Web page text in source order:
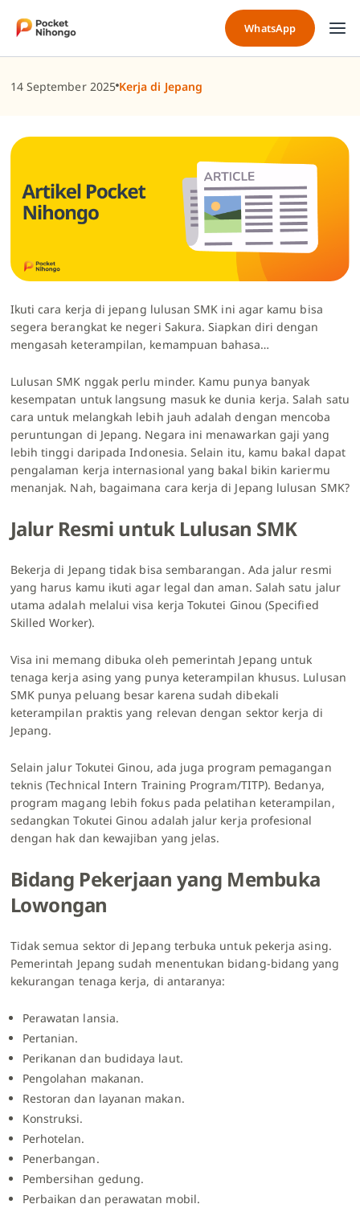
content
WhatsApp
14 September 2025 Kerja di Jepang
Ikuti cara kerja di jepang lulusan SMK ini agar kamu bisa
segera berangkat ke negeri Sakura. Siapkan diri dengan
mengasah keterampilan, kemampuan bahasa…
Lulusan SMK nggak perlu minder. Kamu punya banyak
kesempatan untuk langsung masuk ke dunia kerja. Salah satu
cara untuk melangkah lebih jauh adalah dengan mencoba
peruntungan di Jepang. Negara ini menawarkan gaji yang
lebih tinggi daripada Indonesia. Selain itu, kamu bakal dapat
pengalaman kerja internasional yang bakal bikin kariermu
menanjak. Nah, bagaimana cara kerja di Jepang lulusan SMK?
Jalur Resmi untuk Lulusan SMK
Bekerja di Jepang tidak bisa sembarangan. Ada jalur resmi
yang harus kamu ikuti agar legal dan aman. Salah satu jalur
utama adalah melalui visa kerja Tokutei Ginou (Specified
Skilled Worker).
Visa ini memang dibuka oleh pemerintah Jepang untuk
tenaga kerja asing yang punya keterampilan khusus. Lulusan
SMK punya peluang besar karena sudah dibekali
keterampilan praktis yang relevan dengan sektor kerja di
Jepang.
Selain jalur Tokutei Ginou, ada juga program pemagangan
teknis (Technical Intern Training Program/TITP). Bedanya,
program magang lebih fokus pada pelatihan keterampilan,
sedangkan Tokutei Ginou adalah jalur kerja profesional
dengan hak dan kewajiban yang jelas.
Bidang Pekerjaan yang Membuka
Lowongan
Tidak semua sektor di Jepang terbuka untuk pekerja asing.
Pemerintah Jepang sudah menentukan bidang-bidang yang
kekurangan tenaga kerja, di antaranya:
Perawatan lansia.
Pertanian.
Perikanan dan budidaya laut.
Pengolahan makanan.
Restoran dan layanan makan.
Konstruksi.
Perhotelan.
Penerbangan.
Pembersihan gedung.
Perbaikan dan perawatan mobil.